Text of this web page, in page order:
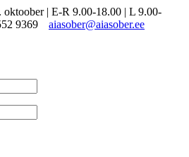
| E-R 9.00-18.00 | L 9.00-
9369
aiasober@aiasober.ee